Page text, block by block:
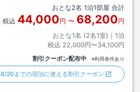
おとな2名 1泊1部屋 合計
税込 44,000円 〜 68,200円
おとな1名 (2名1室)｜ 1泊
税込 22,000円〜34,100円
割引クーポン配布中 ※利用条件あり
8/20までの宿泊に使える割引クーポン